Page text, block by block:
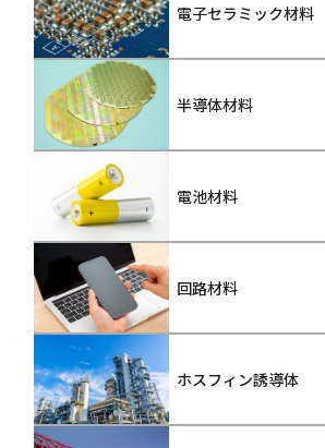
電子セラミック材料
半導体材料
電池材料
回路材料
ホスフィン誘導体